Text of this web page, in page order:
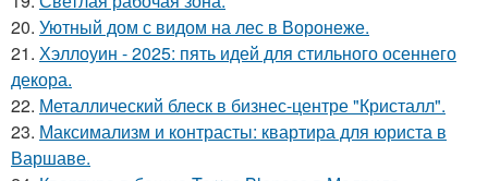
20. Уютный дом с видом на лес в Воронеже.
21. Хэллоуин - 2025: пять идей для стильного осеннего
декора.
22. Металлический блеск в бизнес-центре "Кристалл".
23. Максимализм и контрасты: квартира для юриста в
Варшаве.